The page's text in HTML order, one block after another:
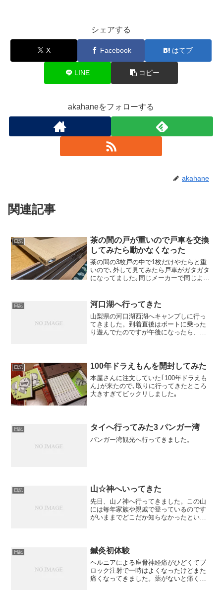
シェアする
X Facebook はてブ
LINE コピー
akahaneをフォローする
akahane
関連記事
日記
茶の間の戸が重いので戸車を交換
してみたら動かなくなった
茶の間の3枚戸の中で1枚だけやたらと重
いので､外して見てみたら戸車がガタガタ
になってました｡同じメーカーで同じよう
日記 河口湖へ行ってきた
山梨県の河口湖西湖へキャンプしに行っ
てきました。到着直後はボートに乗った
り遊んでたのですが午後になったら、雨
渋滞するからと急いで帰っ...
日記 100年ドラえもんを開封してみた
本屋さんに注文していた｢100年ドラえも
ん｣が来たので､取りに行ってきたところ
大きすぎてビックリしました｡
日記 タイへ行ってみた3 パンガー湾
パンガー湾観光へ行ってきました。
日記 山☆神へいってきた
先日、山ノ神へ行ってきました。この山
には毎年家族や親戚で登っているのです
がいままでどこだか知らなかったという
日記 鍼灸初体験
ヘルニアによる座骨神経痛がひどくてブ
ロック注射で一時はよくなったけどまた
痛くなってきました。薬がないと痛くて